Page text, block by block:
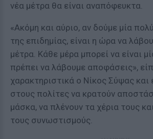
νέα μέτρα θα είναι αναπόφευκτα.
«Ακόμη και αύριο, αν δούμε μία
της επιδημίας, είναι η ώρα να
μέτρα. Κάθε μέρα μπορεί να είναι
πρέπει να λάβουμε αποφάσεις»,
χαρακτηριστικά ο Νίκος Σύψας και
στους πολίτες να κρατούν
μάσκα, να πλένουν τα χέρια τους
τους συνωστισμούς.